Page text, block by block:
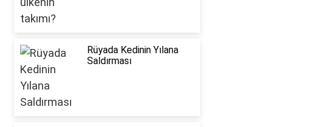
Rüyada Kedinin Yılana
Saldırması